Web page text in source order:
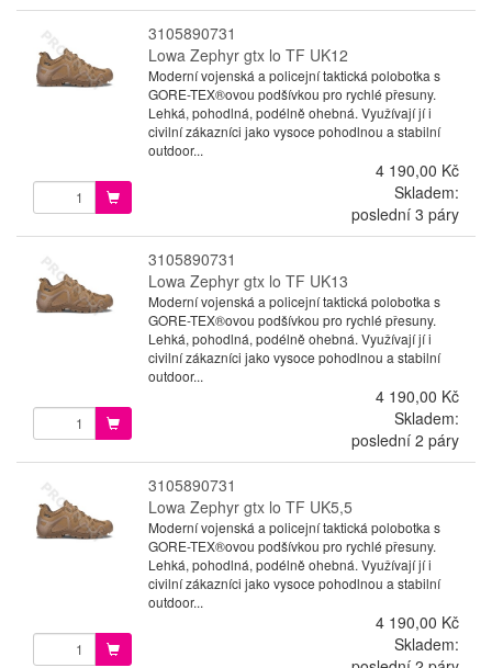
3105890731
Lowa Zephyr gtx lo TF UK12
Moderní vojenská a policejní taktická polobotka s
GORE-TEX®ovou podšívkou pro rychlé přesuny.
Lehká, pohodlná, podélně ohebná. Využívají jí i
civilní zákazníci jako vysoce pohodlnou a stabilní
outdoor...
4 190,00 Kč
Skladem:
poslední 3 páry
3105890731
Lowa Zephyr gtx lo TF UK13
Moderní vojenská a policejní taktická polobotka s
GORE-TEX®ovou podšívkou pro rychlé přesuny.
Lehká, pohodlná, podélně ohebná. Využívají jí i
civilní zákazníci jako vysoce pohodlnou a stabilní
outdoor...
4 190,00 Kč
Skladem:
poslední 2 páry
3105890731
Lowa Zephyr gtx lo TF UK5,5
Moderní vojenská a policejní taktická polobotka s
GORE-TEX®ovou podšívkou pro rychlé přesuny.
Lehká, pohodlná, podélně ohebná. Využívají jí i
civilní zákazníci jako vysoce pohodlnou a stabilní
outdoor...
4 190,00 Kč
Skladem: